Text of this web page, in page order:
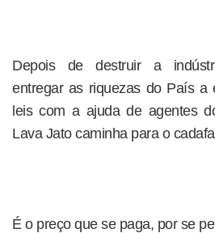
Depois de destruir a
entregar as riquezas do País a
leis com a ajuda de agentes
Lava Jato caminha para o
É o preço que se paga, por se